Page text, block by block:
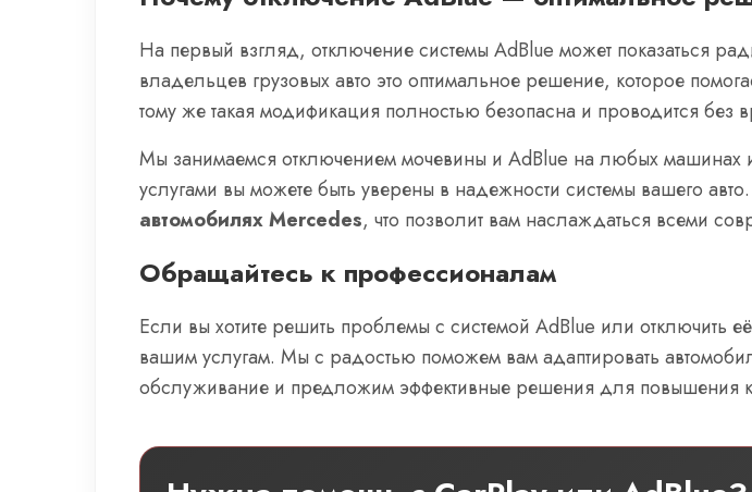
На первый взгляд, отключение системы AdBlue может показаться
владельцев грузовых авто это оптимальное решение, которое
тому же такая модификация полностью безопасна и проводится без
Мы занимаемся отключением мочевины и AdBlue на любых машинах
услугами вы можете быть уверены в надежности системы вашего
автомобилях Mercedes, что позволит вам наслаждаться всеми
Обращайтесь к профессионалам
Если вы хотите решить проблемы с системой AdBlue или отключить
вашим услугам. Мы с радостью поможем вам адаптировать
обслуживание и предложим эффективные решения для повышения